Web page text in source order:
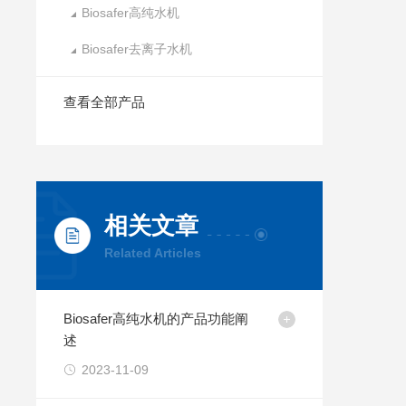
Biosafer高纯水机
Biosafer去离子水机
查看全部产品
相关文章
Related Articles
Biosafer高纯水机的产品功能阐
述
2023-11-09